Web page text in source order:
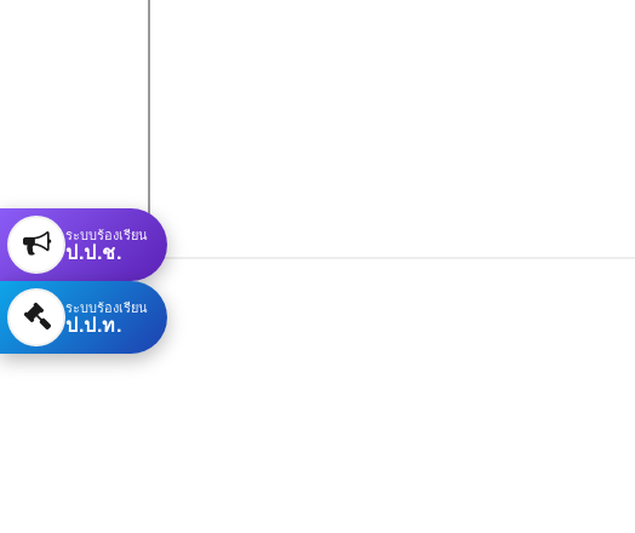
ระบบร้องเรียน
ป.ป.ช.
ระบบร้องเรียน
ป.ป.ท.